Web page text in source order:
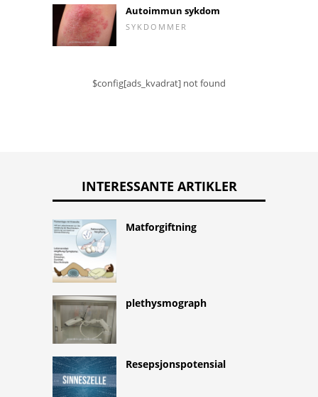
Autoimmun sykdom
SYKDOMMER
$config[ads_kvadrat] not found
INTERESSANTE ARTIKLER
Matforgiftning
plethysmograph
Resepsjonspotensial